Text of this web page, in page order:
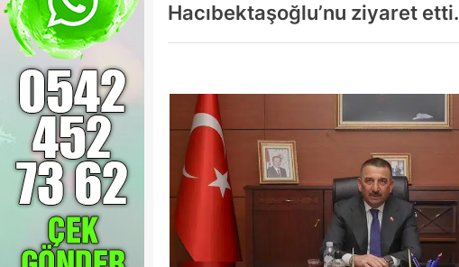
Hacıbektaşoğlu’nu ziyaret etti.